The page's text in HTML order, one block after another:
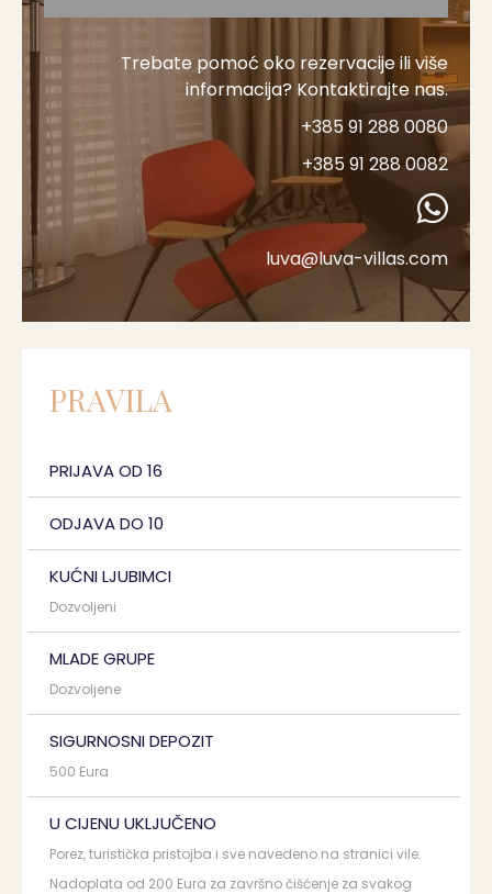
luva@luva-villas.com
Trebate pomoć oko rezervacije ili više
informacija? Kontaktirajte nas.
+385 91 288 0080
+385 91 288 0082
PRAVILA
PRIJAVA OD 16
ODJAVA DO 10
KUĆNI LJUBIMCI
Dozvoljeni
MLADE GRUPE
Dozvoljene
SIGURNOSNI DEPOZIT
500 Eura
U CIJENU UKLJUČENO
Porez, turistička pristojba i sve navedeno na stranici vile.
Nadoplata od 200 Eura za završno čišćenje za svakog